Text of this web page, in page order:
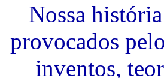
Nossa
provocados
inventos,